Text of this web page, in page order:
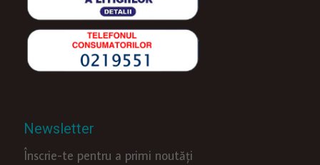
Newsletter
Înscrie-te pentru a primi noutăți